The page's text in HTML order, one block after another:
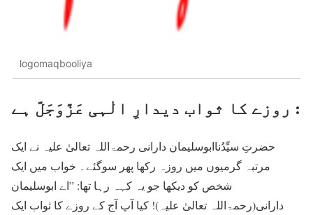
logomaqbooliya
روزے کا ثواب دیدارِ الٰہی عَزَّوَجَلَّ ہے :
حضرتِ سیِّدُناابوسلیمان دارانی رحمۃاللہ تعالیٰ علیہ نے ایک
مرتبہ گرمیوں میں روزہ رکھا پھر سوگئے۔ خواب میں ایک
شخص کو دیکھا جو یہ کہہ رہا تھا: ”اے ابوسلیمان
دارانی(رحمۃاللہ تعالیٰ علیہ)! کیا آپ آج کے روزے کا ثواب ایک